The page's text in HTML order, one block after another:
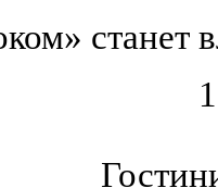
станет